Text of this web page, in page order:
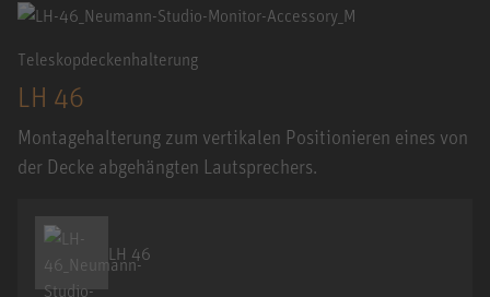
Teleskopdeckenhalterung
LH 46
Montagehalterung zum vertikalen Positionieren eines von
der Decke abgehängten Lautsprechers.
LH 46